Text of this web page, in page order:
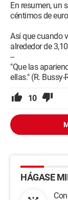
En resumen, un
céntimos de
Así que cuando
alrededor de
--
"Que las
ellas." (R.
10
HÁGASE